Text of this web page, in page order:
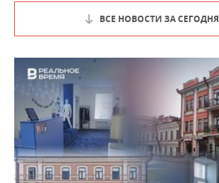
ВСЕ НОВОСТИ ЗА СЕГОДНЯ